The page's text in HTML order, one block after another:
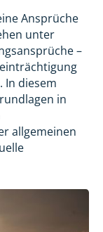
Ansprüche
unter
–
In diesem
in
allgemeinen